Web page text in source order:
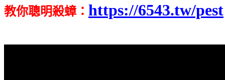
教你聰明殺蟑： https://6543.tw/pest